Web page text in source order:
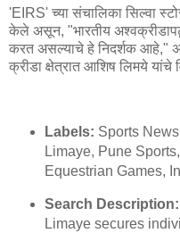
'EIRS' च्या संचालिका सिल्वा
केले असून, "भारतीय
करत असल्याचे हे निदर्शक आहे,"
क्रीडा क्षेत्रात आशिष लिमये
Labels: Sports
Limaye, Pune
Equestrian Games,
Search Description:
Limaye secures